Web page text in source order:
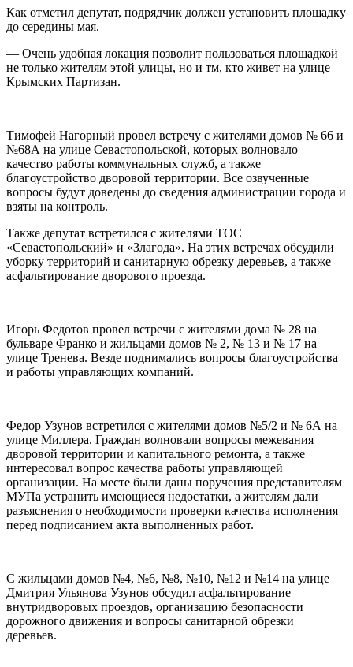
Как отметил депутат, подрядчик должен установить площадку
до середины мая.
— Очень удобная локация позволит пользоваться площадкой
не только жителям этой улицы, но и тм, кто живет на улице
Крымских Партизан.
Тимофей Нагорный провел встречу с жителями домов № 66 и
№68А на улице Севастопольской, которых волновало
качество работы коммунальных служб, а также
благоустройство дворовой территории. Все озвученные
вопросы будут доведены до сведения администрации города и
взяты на контроль.
Также депутат встретился с жителями ТОС
«Севастопольский» и «Злагода». На этих встречах обсудили
уборку территорий и санитарную обрезку деревьев, а также
асфальтирование дворового проезда.
Игорь Федотов провел встречи с жителями дома № 28 на
бульваре Франко и жильцами домов № 2, № 13 и № 17 на
улице Тренева. Везде поднимались вопросы благоустройства
и работы управляющих компаний.
Федор Узунов встретился с жителями домов №5/2 и № 6А на
улице Миллера. Граждан волновали вопросы межевания
дворовой территории и капитального ремонта, а также
интересовал вопрос качества работы управляющей
организации. На месте были даны поручения представителям
МУПа устранить имеющиеся недостатки, а жителям дали
разъяснения о необходимости проверки качества исполнения
перед подписанием акта выполненных работ.
С жильцами домов №4, №6, №8, №10, №12 и №14 на улице
Дмитрия Ульянова Узунов обсудил асфальтирование
внутридворовых проездов, организацию безопасности
дорожного движения и вопросы санитарной обрезки
деревьев.